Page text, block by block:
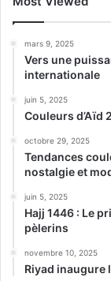
mars 9, 2025
Vers une
internationale
juin 5, 2025
Couleurs d’Aïd
octobre 29, 2025
Tendances
nostalgie et
juin 5, 2025
Hajj 1446 : Le
pèlerins
novembre 10, 2025
Riyad inaugure